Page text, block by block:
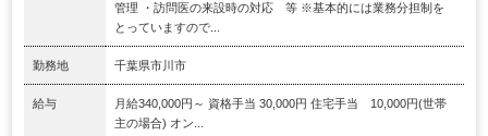
管理 ・訪問医の来設時の対応 等 ※基本的には業務分担制を
とっていますので...
勤務地 千葉県市川市
給与
月給340,000円～ 資格手当 30,000円 住宅手当 10,000円(世帯
主の場合) オン...